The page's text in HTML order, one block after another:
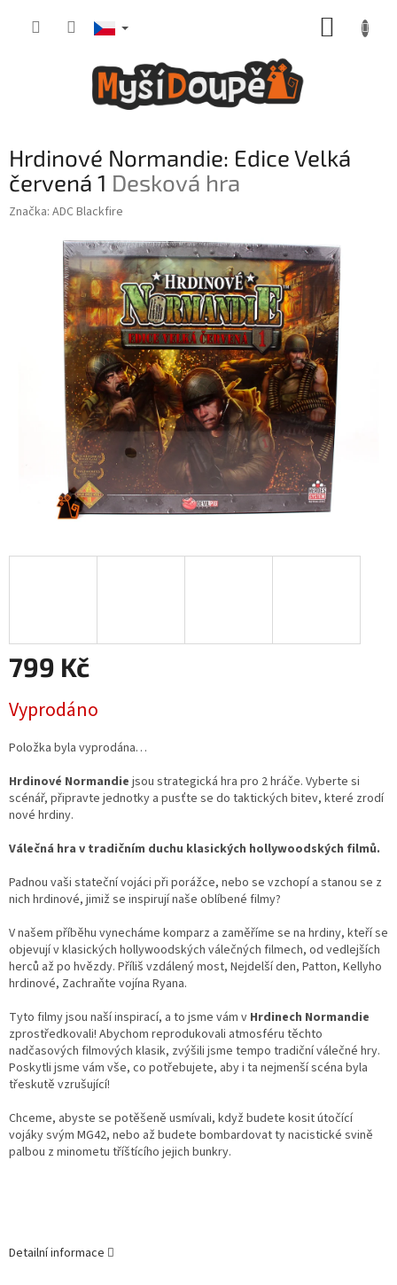
Hrdinové Normandie: Edice Velká
červená 1 Desková hra
Značka: ADC Blackfire
799 Kč
cena:
Vyprodáno
Položka byla vyprodána…
Hrdinové Normandie jsou strategická hra pro 2 hráče. Vyberte si
scénář, připravte jednotky a pusťte se do taktických bitev, které zrodí
nové hrdiny.
Válečná hra v tradičním duchu klasických hollywoodských filmů.
Padnou vaši stateční vojáci při porážce, nebo se vzchopí a stanou se z
nich hrdinové, jimiž se inspirují naše oblíbené filmy?
V našem příběhu vynecháme komparz a zaměříme se na hrdiny, kteří se
objevují v klasických hollywoodských válečných filmech, od vedlejších
herců až po hvězdy. Příliš vzdálený most, Nejdelší den, Patton, Kellyho
hrdinové, Zachraňte vojína Ryana.
Tyto filmy jsou naší inspirací, a to jsme vám v Hrdinech Normandie
zprostředkovali! Abychom reprodukovali atmosféru těchto
nadčasových filmových klasik, zvýšili jsme tempo tradiční válečné hry.
Poskytli jsme vám vše, co potřebujete, aby i ta nejmenší scéna byla
třeskutě vzrušující!
Chceme, abyste se potěšeně usmívali, když budete kosit útočící
vojáky svým MG42, nebo až budete bombardovat ty nacistické svině
palbou z minometu tříštícího jejich bunkry.
Detailní informace